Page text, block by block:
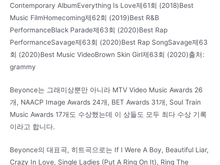
Contemporary AlbumEverything Is Love제61회 (2018)Best
Music FilmHomecoming제62회 (2019)Best R&B
PerformanceBlack Parade제63회 (2020)Best Rap
PerformanceSavage제63회 (2020)Best Rap SongSavage제63
회 (2020)Best Music VideoBrown Skin Girl제63회 (2020)출처:
grammy
Beyonce는 그래미상뿐만 아니라 MTV Video Music Awards 26
개, NAACP Image Awards 24개, BET Awards 31개, Soul Train
Music Awards 17개도 수상했는데 이 상들도 모두 최다 수상 기록
이라고 합니다.
Beyonce의 대표곡, 히트곡으로는 If I Were A Boy, Beautiful Liar,
Crazy In Love, Single Ladies (Put A Ring On It), Ring The